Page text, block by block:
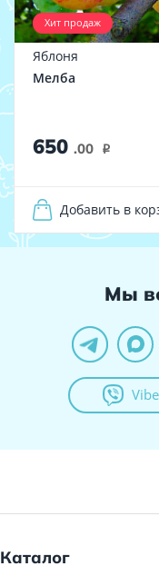
Хит продаж
Яблоня
Мелба
650 .00 i
Добавить в
Мы
Каталог